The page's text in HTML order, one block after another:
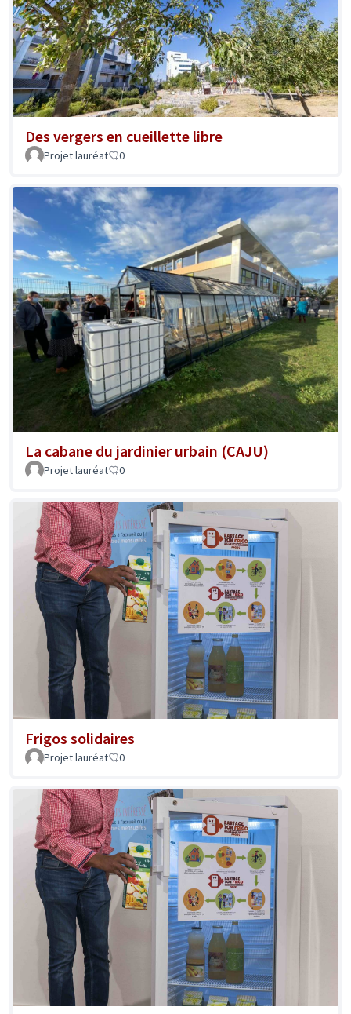
Des vergers en cueillette libre
Projet lauréat 0
La cabane du jardinier urbain (CAJU)
Projet lauréat 0
Frigos solidaires
Projet lauréat 0